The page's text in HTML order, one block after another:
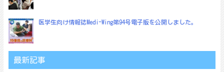
医学生向け情報誌Medi-Wing第94号電子版を公開しました。
最新記事